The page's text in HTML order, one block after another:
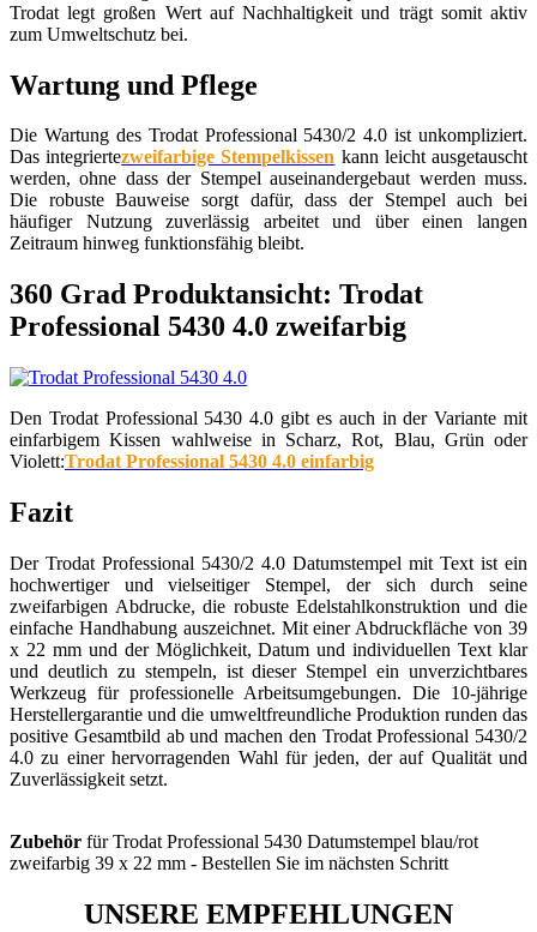
Trodat legt großen Wert auf Nachhaltigkeit und trägt somit aktiv
zum Umweltschutz bei.
Wartung und Pflege
Die Wartung des Trodat Professional 5430/2 4.0 ist unkompliziert.
Das integriertezweifarbige Stempelkissen kann leicht ausgetauscht
werden, ohne dass der Stempel auseinandergebaut werden muss.
Die robuste Bauweise sorgt dafür, dass der Stempel auch bei
häufiger Nutzung zuverlässig arbeitet und über einen langen
Zeitraum hinweg funktionsfähig bleibt.
360 Grad Produktansicht: Trodat
Professional 5430 4.0 zweifarbig
Den Trodat Professional 5430 4.0 gibt es auch in der Variante mit
einfarbigem Kissen wahlweise in Scharz, Rot, Blau, Grün oder
Violett:Trodat Professional 5430 4.0 einfarbig
Fazit
Der Trodat Professional 5430/2 4.0 Datumstempel mit Text ist ein
hochwertiger und vielseitiger Stempel, der sich durch seine
zweifarbigen Abdrucke, die robuste Edelstahlkonstruktion und die
einfache Handhabung auszeichnet. Mit einer Abdruckfläche von 39
x 22 mm und der Möglichkeit, Datum und individuellen Text klar
und deutlich zu stempeln, ist dieser Stempel ein unverzichtbares
Werkzeug für professionelle Arbeitsumgebungen. Die 10-jährige
Herstellergarantie und die umweltfreundliche Produktion runden das
positive Gesamtbild ab und machen den Trodat Professional 5430/2
4.0 zu einer hervorragenden Wahl für jeden, der auf Qualität und
Zuverlässigkeit setzt.
Zubehör für Trodat Professional 5430 Datumstempel blau/rot
zweifarbig 39 x 22 mm - Bestellen Sie im nächsten Schritt
UNSERE EMPFEHLUNGEN